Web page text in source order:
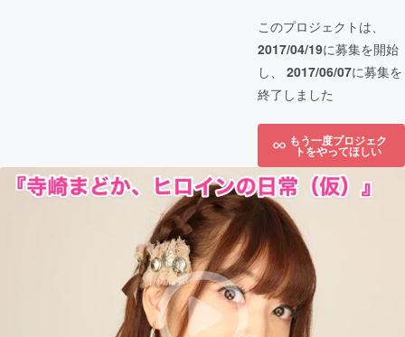
このプロジェクトは、
2017/04/19に募集を開始
し、 2017/06/07に募集を
終了しました
もう一度プロジェク
トをやってほしい